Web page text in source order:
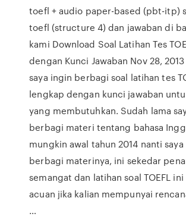
toefl + audio paper-based (pbt-itp)
toefl (structure 4) dan jawaban di
kami Download Soal Latihan Tes
dengan Kunci Jawaban Nov 28, 2013
saya ingin berbagi soal latihan tes
lengkap dengan kunci jawaban
yang membutuhkan. Sudah lama
berbagi materi tentang bahasa
mungkin awal tahun 2014 nanti
berbagi materinya, ini sekedar
semangat dan latihan soal TOEFL
acuan jika kalian mempunyai
…